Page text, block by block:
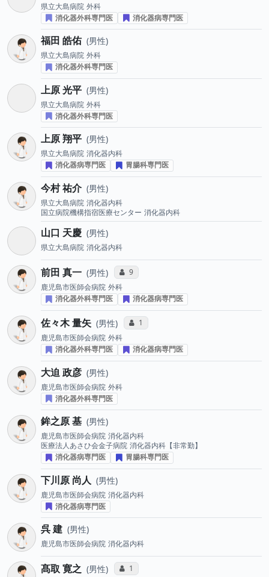
県立大島病院 外科
消化器外科専門医
消化器病専門医
福田 皓佑 男性
県立大島病院 外科
消化器外科専門医
上原 光平 男性
県立大島病院 外科
消化器外科専門医
上原 翔平 男性
県立大島病院 消化器内科
消化器病専門医
胃腸科専門医
今村 祐介 男性
県立大島病院 消化器内科
国立病院機構指宿医療センター 消化器内科
山口 天慶 男性
県立大島病院 消化器内科
前田 真一 男性 コミュニケーション・タイプ投票数
9
鹿児島市医師会病院 外科
消化器外科専門医
消化器病専門医
佐々木 量矢 男性 コミュニケーション・タイプ投票数
1
鹿児島市医師会病院 外科
消化器外科専門医
消化器病専門医
大迫 政彦 男性
鹿児島市医師会病院 外科
消化器外科専門医
鉾之原 基 男性
鹿児島市医師会病院 消化器内科
医療法人あさひ会金子病院 消化器内科【非常勤】
消化器病専門医
胃腸科専門医
下川原 尚人 男性
鹿児島市医師会病院 消化器内科
消化器病専門医
呉 建 男性
鹿児島市医師会病院 消化器内科
髙取 寛之 男性 コミュニケーション・タイプ投票数
1